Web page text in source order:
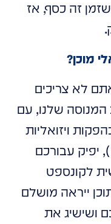
זה כסף, אז
מוכן?
לא צריכים
המנוסה שלנו, עם
ויזואליות
יפיק עבורכם
לקונספט
ייראה מושלם
ושישיג את